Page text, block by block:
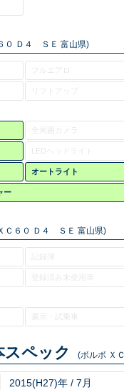
０ Ｄ４ ＳＥ 富山県)
全周囲カメラ
LEDヘッドライト
オートライト
ー
Ｃ６０ Ｄ４ ＳＥ 富山県)
記録簿
スペック (ボルボ Ｘ
2015(H27)年 / 7月